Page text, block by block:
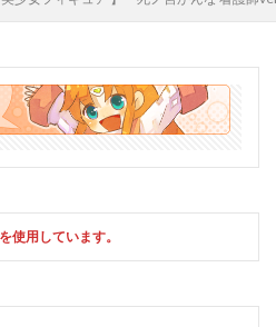
使用しています。